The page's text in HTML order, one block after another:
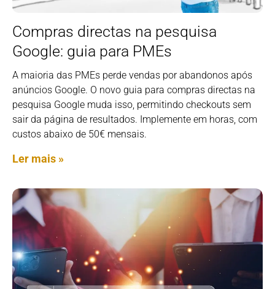
Compras directas na pesquisa
Google: guia para PMEs
A maioria das PMEs perde vendas por abandonos após
anúncios Google. O novo guia para compras directas na
pesquisa Google muda isso, permitindo checkouts sem
sair da página de resultados. Implemente em horas, com
custos abaixo de 50€ mensais.
Ler mais »